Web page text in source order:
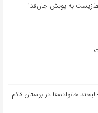
به پویش جان‌فدا
خانواده‌ها در بوستان قائم